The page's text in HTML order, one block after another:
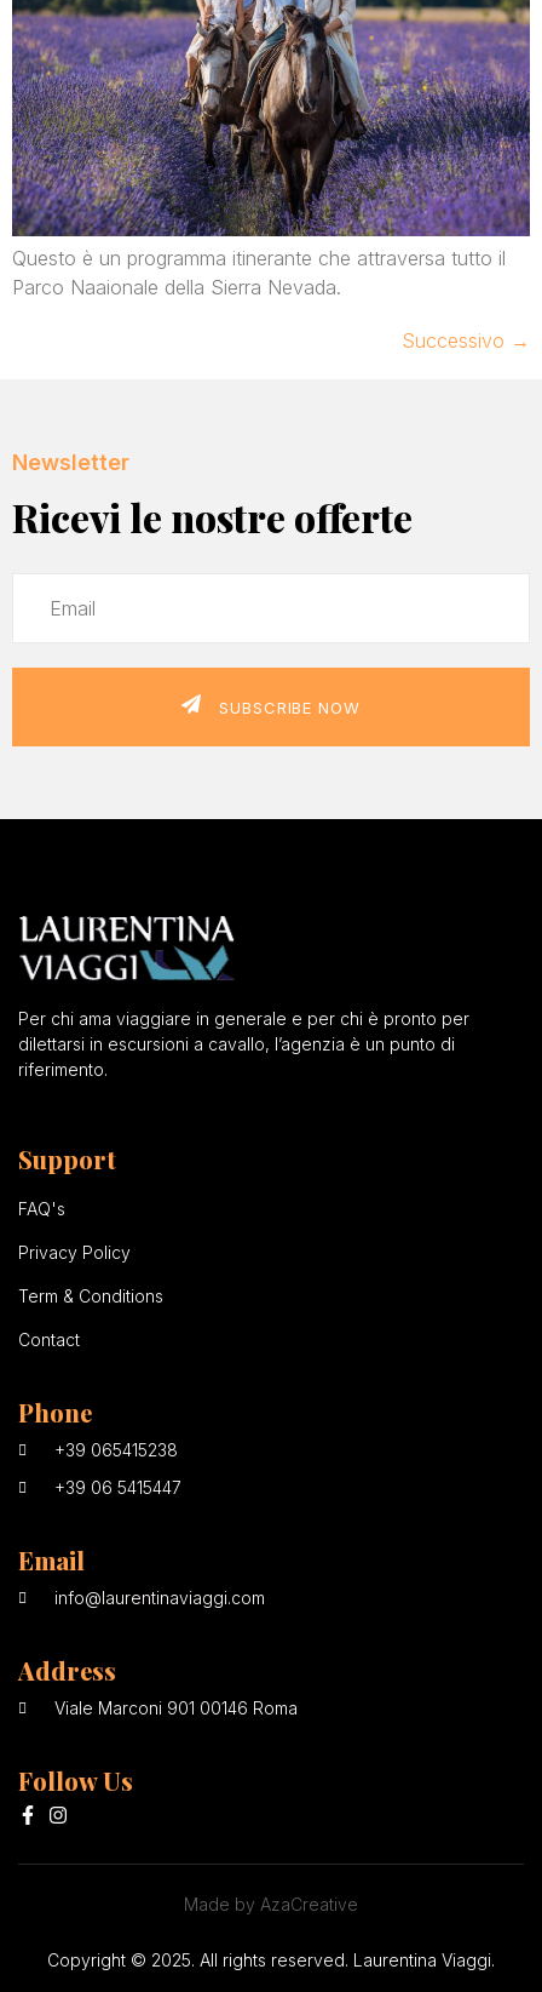
Questo è un programma itinerante che attraversa tutto il
Parco Naaionale della Sierra Nevada.
Successivo →
Newsletter
Ricevi le nostre offerte
SUBSCRIBE NOW
Per chi ama viaggiare in generale e per chi è pronto per
dilettarsi in escursioni a cavallo, l’agenzia è un punto di
riferimento.
Support
FAQ's
Privacy Policy
Term & Conditions
Contact
Phone
+39 065415238
+39 06 5415447
Email
info@laurentinaviaggi.com
Address
Viale Marconi 901 00146 Roma
Follow Us
Made by AzaCreative
Copyright © 2025. All rights reserved. Laurentina Viaggi.